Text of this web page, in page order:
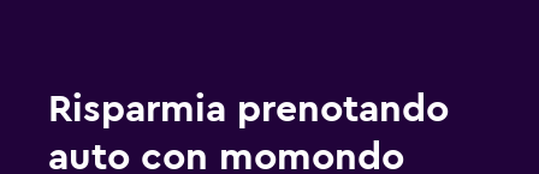
Risparmia prenotando
auto con momondo